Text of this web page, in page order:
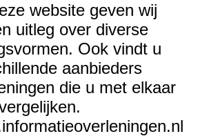
website geven wij
uitleg over diverse
Ook vindt u
aanbieders
die u met elkaar